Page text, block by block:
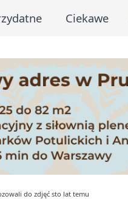
Ciekawe
do zdjęć sto lat temu